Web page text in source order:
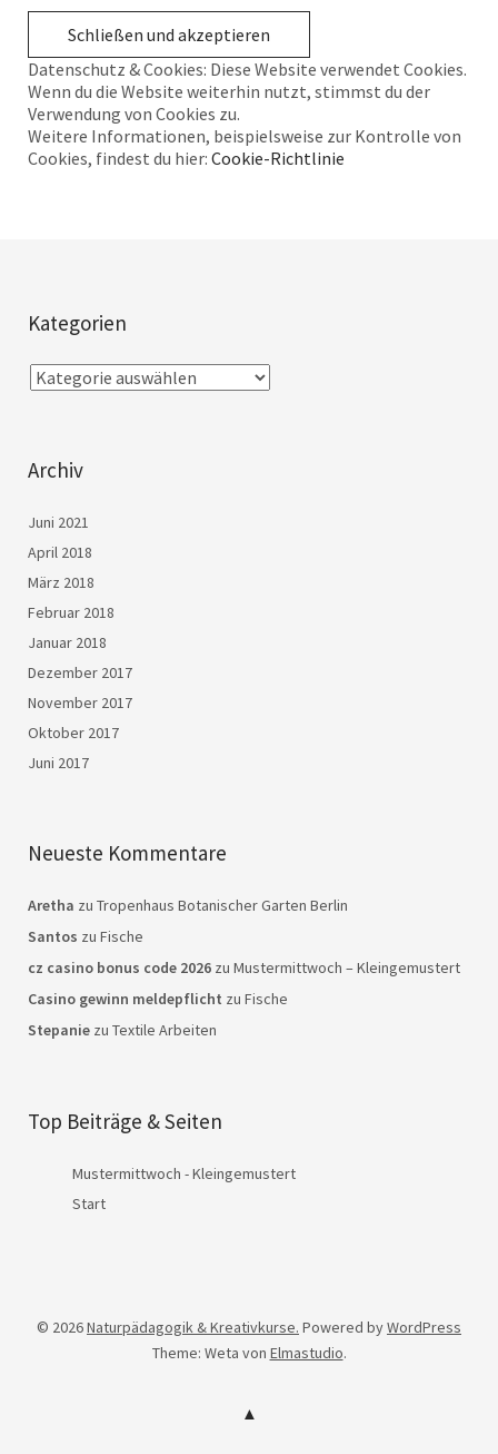
Datenschutz & Cookies: Diese Website verwendet Cookies.
Wenn du die Website weiterhin nutzt, stimmst du der
Verwendung von Cookies zu.
Weitere Informationen, beispielsweise zur Kontrolle von
Cookies, findest du hier: Cookie-Richtlinie
Kategorien
Archiv
Juni 2021
April 2018
März 2018
Februar 2018
Januar 2018
Dezember 2017
November 2017
Oktober 2017
Juni 2017
Neueste Kommentare
Aretha zu Tropenhaus Botanischer Garten Berlin
Santos zu Fische
cz casino bonus code 2026 zu Mustermittwoch – Kleingemustert
Casino gewinn meldepflicht zu Fische
Stepanie zu Textile Arbeiten
Top Beiträge & Seiten
Mustermittwoch - Kleingemustert
Start
© 2026Naturpädagogik & Kreativkurse. Powered byWordPress
Theme: Weta von Elmastudio.